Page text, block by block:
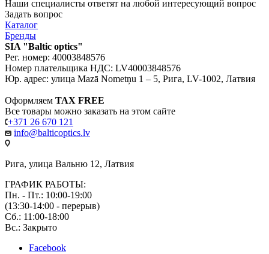
Наши специалисты ответят на любой интересующий вопрос
Задать вопрос
Каталог
Бренды
SIA "Baltic optics"
Рег. номер: 40003848576
Номер плательщика НДС: LV40003848576
Юр. адрес: улица Mazā Nometņu 1 – 5, Рига, LV-1002, Латвия
Оформляем TAX FREE
Все товары можно заказать на этом сайте
+371 26 670 121
info@balticoptics.lv
Рига, улица Вальню 12, Латвия
ГРАФИК РАБОТЫ:
Пн. - Пт.: 10:00-19:00
(13:30-14:00 - перерыв)
Сб.: 11:00-18:00
Вс.: Закрыто
Facebook